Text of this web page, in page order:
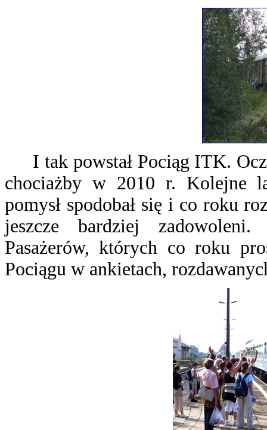
I tak powstał Pociąg ITK.
chociażby w 2010 r. Kolejne
pomysł spodobał się i co roku
jeszcze bardziej
Pasażerów, których co roku
Pociągu w ankietach,